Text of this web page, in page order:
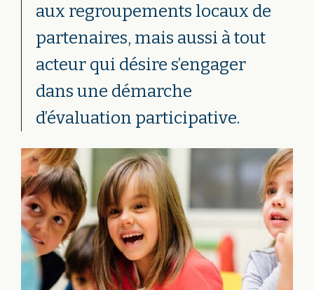
aux regroupements locaux de
partenaires, mais aussi à tout
acteur qui désire s’engager
dans une démarche
d’évaluation participative.